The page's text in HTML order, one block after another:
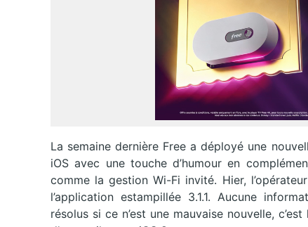
La semaine dernière Free a déployé une
iOS avec une touche d’humour en
comme la gestion Wi-Fi invité. Hier,
l’application estampillée 3.1.1. Aucune
résolus si ce n’est une mauvaise nouvelle,